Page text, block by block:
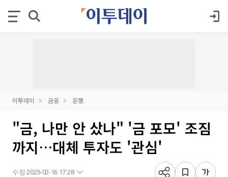
이투데이 금융 은행
"금, 나만 안 샀나" '금 포모' 조짐
까지…대체 투자도 '관심'
수정 2025-02-16 17:28